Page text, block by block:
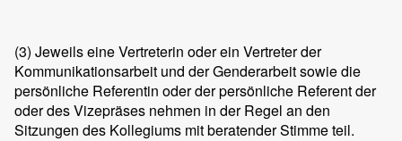
(3) Jeweils eine Vertreterin oder ein Vertreter der
Kommunikationsarbeit und der Genderarbeit sowie die
persönliche Referentin oder der persönliche Referent der
oder des Vizepräses nehmen in der Regel an den
Sitzungen des Kollegiums mit beratender Stimme teil.